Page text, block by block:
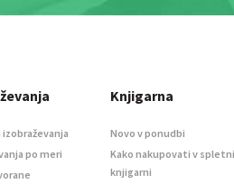
po meri
Knjigarna
Novo v ponudbi
Kako nakupovati v spletni
knjigarni